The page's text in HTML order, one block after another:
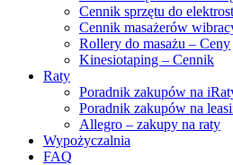
Cennik sprzętu do
Cennik masażerów
Rollery do masażu – Ceny
Kinesiotaping – Cennik
Raty
Poradnik zakupów na
Poradnik zakupów na
Allegro – zakupy na raty
Wypożyczalnia
FAQ